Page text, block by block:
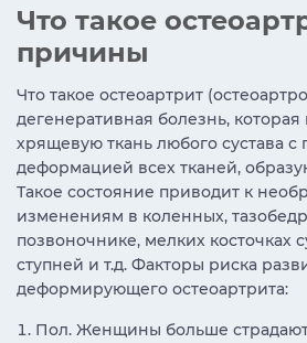
Что такое
причины
Что такое остеоартрит
дегенеративная болезнь,
хрящевую ткань любого сустава
деформацией всех тканей,
Такое состояние приводит к
изменениям в коленных,
позвоночнике, мелких косточках
ступней и т.д. Факторы риска
деформирующего остеоартрита:
Пол. Женщины больше